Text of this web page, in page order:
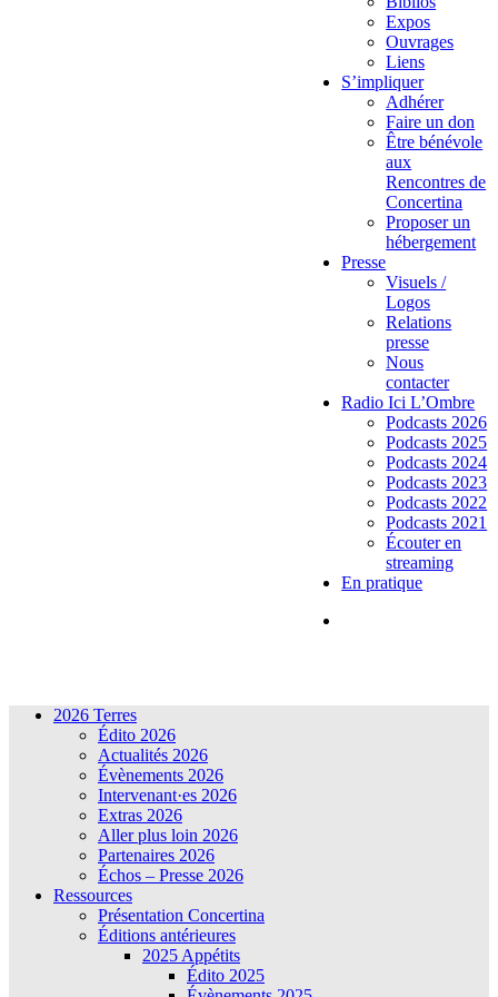
Expos
Ouvrages
Liens
S’impliquer
Adhérer
Faire un don
Être bénévole
aux
Rencontres de
Concertina
Proposer un
hébergement
Presse
Visuels /
Logos
Relations
presse
Nous
contacter
Radio Ici L’Ombre
Podcasts 2026
Podcasts 2025
Podcasts 2024
Podcasts 2023
Podcasts 2022
Podcasts 2021
Écouter en
streaming
En pratique
2026 Terres
Édito 2026
Actualités 2026
Évènements 2026
Intervenant·es 2026
Extras 2026
Aller plus loin 2026
Partenaires 2026
Échos – Presse 2026
Ressources
Présentation Concertina
Éditions antérieures
2025 Appétits
Édito 2025